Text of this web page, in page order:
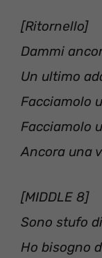
[Ritornello]
Dammi
Un ultimo
Facciamolo
Facciamolo
Ancora una
[MIDDLE 8]
Sono stufo
Ho bisogno